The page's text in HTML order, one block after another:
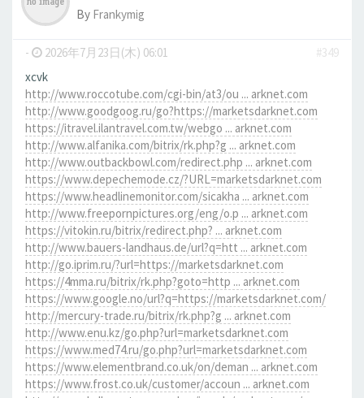
By Frankymig
- 2026年7月23日(木) 06:01
#349
xcvk
http://www.roccotube.com/cgi-bin/at3/ou ... arknet.com
http://www.goodgoog.ru/go?https://marketsdarknet.com
https://itravel.ilantravel.com.tw/webgo ... arknet.com
http://www.alfanika.com/bitrix/rk.php?g ... arknet.com
http://www.outbackbowl.com/redirect.php ... arknet.com
https://www.depechemode.cz/?URL=marketsdarknet.com
https://www.headlinemonitor.com/sicakha ... arknet.com
http://www.freepornpictures.org/eng/o.p ... arknet.com
https://vitokin.ru/bitrix/redirect.php? ... arknet.com
http://www.bauers-landhaus.de/url?q=htt ... arknet.com
http://go.iprim.ru/?url=https://marketsdarknet.com
https://4mma.ru/bitrix/rk.php?goto=http ... arknet.com
https://www.google.no/url?q=https://marketsdarknet.com/
http://mercury-trade.ru/bitrix/rk.php?g ... arknet.com
http://www.enu.kz/go.php?url=marketsdarknet.com
https://www.med74.ru/go.php?url=marketsdarknet.com
https://www.elementbrand.co.uk/on/deman ... arknet.com
https://www.frost.co.uk/customer/accoun ... arknet.com